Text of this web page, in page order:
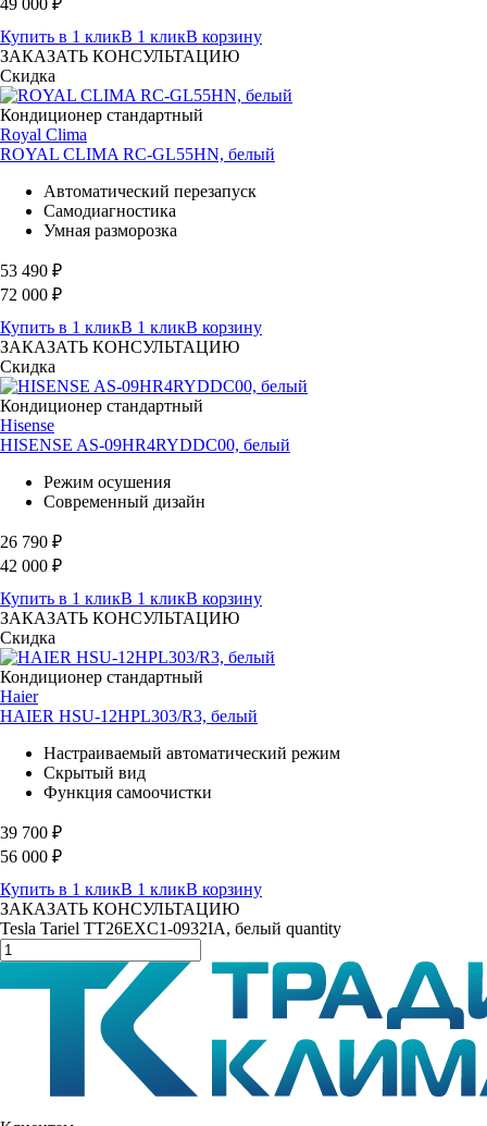
Купить в 1 кликВ 1 кликВ корзину
ЗАКАЗАТЬ КОНСУЛЬТАЦИЮ
Скидка
Кондиционер стандартный
Royal Clima
ROYAL CLIMA RC-GL55HN, белый
Автоматический перезапуск
Самодиагностика
Умная разморозка
53 490 ₽
72 000 ₽
Купить в 1 кликВ 1 кликВ корзину
ЗАКАЗАТЬ КОНСУЛЬТАЦИЮ
Скидка
Кондиционер стандартный
Hisense
HISENSE AS-09HR4RYDDC00, белый
Режим осушения
Современный дизайн
26 790 ₽
42 000 ₽
Купить в 1 кликВ 1 кликВ корзину
ЗАКАЗАТЬ КОНСУЛЬТАЦИЮ
Скидка
Кондиционер стандартный
Haier
HAIER HSU-12HPL303/R3, белый
Настраиваемый автоматический режим
Скрытый вид
Функция самоочистки
39 700 ₽
56 000 ₽
Купить в 1 кликВ 1 кликВ корзину
ЗАКАЗАТЬ КОНСУЛЬТАЦИЮ
Tesla Tariel TT26EXC1-0932IA, белый quantity